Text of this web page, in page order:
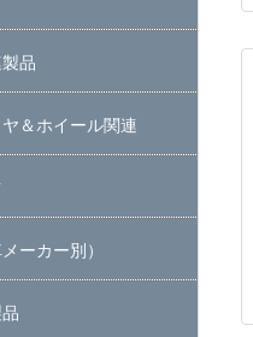
品
＆ホイール関連
ーカー別）